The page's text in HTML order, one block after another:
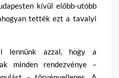
kívül előbb-utóbb
tették ezt a tavalyi
lennünk azzal, hogy a
minden rendezvénye –